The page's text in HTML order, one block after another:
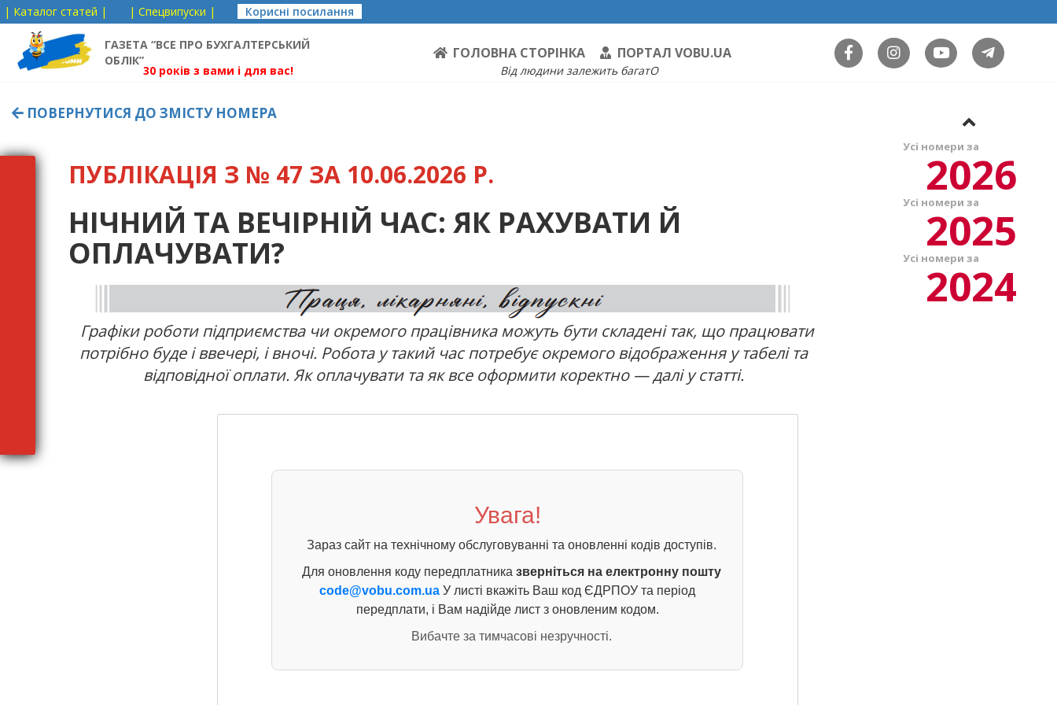
| Каталог статей | | Спецвипуски | Корисні посилання
ГАЗЕТА “ВСЕ ПРО БУХГАЛТЕРСЬКИЙ
ОБЛІК”
ГОЛОВНА СТОРІНКА ПОРТАЛ VOBU.UA
30 років з вами і для вас! Від людини залежить багатО
ПОВЕРНУТИСЯ ДО ЗМІСТУ НОМЕРА
ПУБЛІКАЦІЯ З № 47 ЗА 10.06.2026 Р.
НІЧНИЙ ТА ВЕЧІРНІЙ ЧАС: ЯК РАХУВАТИ Й
ОПЛАЧУВАТИ?
Графіки роботи підприємства чи окремого працівника можуть бути складені так, що працювати
потрібно буде і ввечері, і вночі. Робота у такий час потребує окремого відображення у табелі та
відповідної оплати. Як оплачувати та як все оформити коректно — далі у статті.
Увага!
Зараз сайт на технічному обслуговуванні та оновленні кодів доступів.
Для оновлення коду передплатника зверніться на електронну пошту
code@vobu.com.ua У листі вкажіть Ваш код ЄДРПОУ та період
передплати, і Вам надійде лист з оновленим кодом.
Вибачте за тимчасові незручності.
Усі номери за
2026
Усі номери за
2025
Усі номери за
2024